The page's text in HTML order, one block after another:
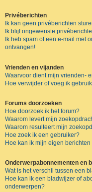
Privéberichten
Ik kan geen privéberichten
Ik blijf ongewenste
Ik heb spam of een e-mail met
ontvangen!
Vrienden en vijanden
Waarvoor dient mijn vrienden-
Hoe verwijder of voeg ik
Forums doorzoeken
Hoe doorzoek ik het forum?
Waarom levert mijn
Waarom resulteert mijn
Hoe zoek ik een gebruiker?
Hoe kan ik mijn eigen
Onderwerpabonnementen en
Wat is het verschil tussen een
Hoe kan ik een bladwijzer of
onderwerpen?